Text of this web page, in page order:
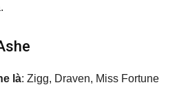
là: Zigg, Draven, Miss Fortune